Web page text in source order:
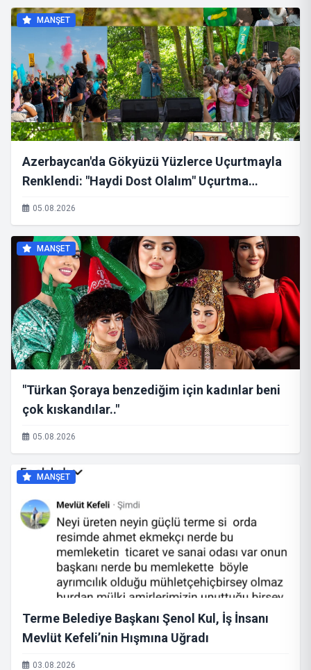
MANŞET
Azerbaycan'da Gökyüzü Yüzlerce Uçurtmayla
Renklendi: "Haydi Dost Olalım" Uçurtma
Festivali Büyük İlgi Gördü
05.08.2026
MANŞET
"Türkan Şoraya benzediğim için kadınlar beni
çok kıskandılar.."
05.08.2026
MANŞET
Terme Belediye Başkanı Şenol Kul, İş İnsanı
Mevlüt Kefeli’nin Hışmına Uğradı
03.08.2026